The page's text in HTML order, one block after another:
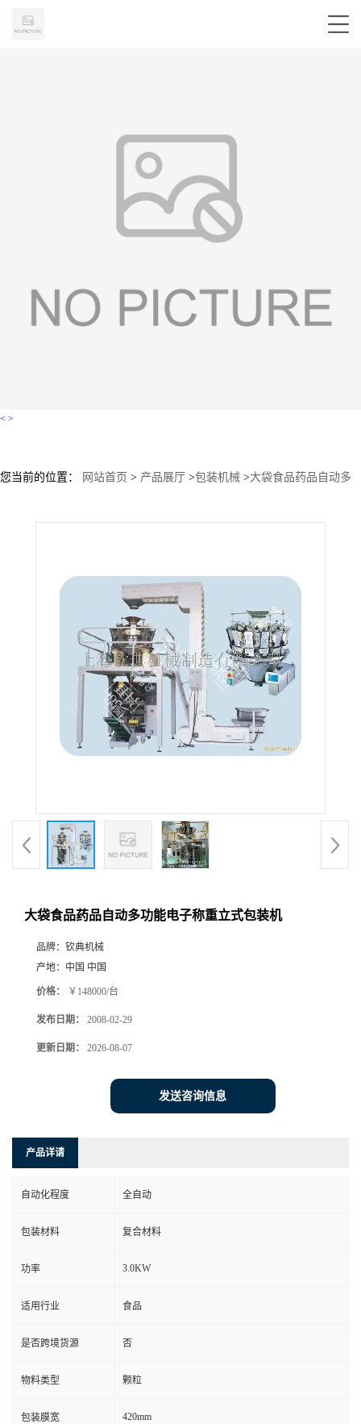
< >
您当前的位置： 网站首页 > 产品展厅 >包装机械 >大袋食品药品自动多
大袋食品药品自动多功能电子称重立式包装机
品牌： 钦典机械
产地： 中国 中国
价格： ￥148000/台
发布日期： 2008-02-29
更新日期： 2026-08-07
发送咨询信息
产品详请
自动化程度 全自动
包装材料 复合材料
功率 3.0KW
适用行业 食品
是否跨境货源 否
物料类型 颗粒
包装膜宽 420mm